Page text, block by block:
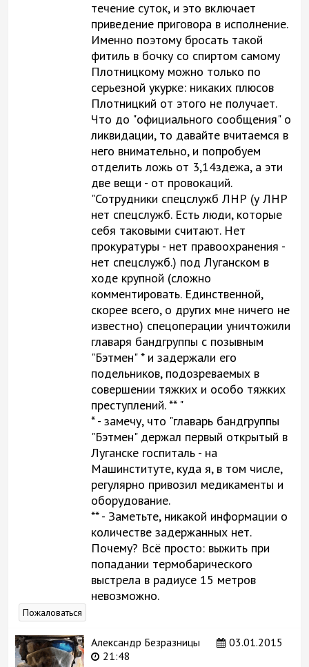
течение суток, и это включает
приведение приговора в исполнение.
Именно поэтому бросать такой
фитиль в бочку со спиртом самому
Плотницкому можно только по
серьезной укурке: никаких плюсов
Плотницкий от этого не получает.
Что до "официального сообщения" о
ликвидации, то давайте вчитаемся в
него внимательно, и попробуем
отделить ложь от 3,14здежа, а эти
две вещи - от провокаций.
"Сотрудники спецслужб ЛНР (у ЛНР
нет спецслужб. Есть люди, которые
себя таковыми считают. Нет
прокуратуры - нет правоохранения -
нет спецслужб.) под Луганском в
ходе крупной (сложно
комментировать. Единственной,
скорее всего, о других мне ничего не
известно) спецоперации уничтожили
главаря бандгруппы с позывным
"Бэтмен" * и задержали его
подельников, подозреваемых в
совершении тяжких и особо тяжких
преступлений. ** "
* - замечу, что "главарь бандгруппы
"Бэтмен" держал первый открытый в
Луганске госпиталь - на
Машинституте, куда я, в том числе,
регулярно привозил медикаменты и
оборудование.
** - Заметьте, никакой информации о
количестве задержанных нет.
Почему? Всё просто: выжить при
попадании термобарического
выстрела в радиусе 15 метров
невозможно.
Пожаловаться
Александр Безразницы
03.01.2015
21:48